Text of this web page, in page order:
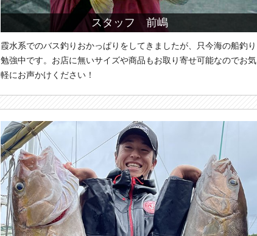
スタッフ 前嶋
霞水系でのバス釣りおかっぱりをしてきましたが、只今海の船釣り
勉強中です。お店に無いサイズや商品もお取り寄せ可能なのでお気
軽にお声かけください！